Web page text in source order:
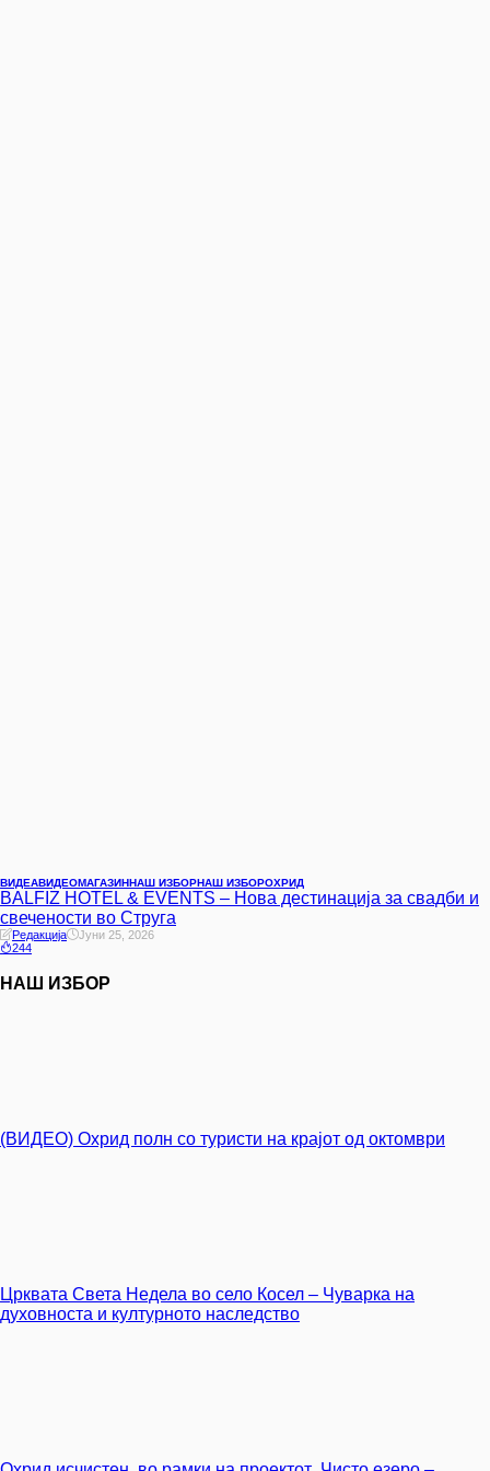
ВИДЕАВИДЕОМАГАЗИННАШ ИЗБОРНАШ ИЗБОРОХРИД
BALFIZ HOTEL & EVENTS – Нова дестинација за свадби и
свечености во Струга
Редакција
Јуни 25, 2026
244
НАШ ИЗБОР
(ВИДЕО) Охрид полн со туристи на крајот од октомври
Црквата Света Недела во село Косел – Чуварка на
духовноста и културното наследство